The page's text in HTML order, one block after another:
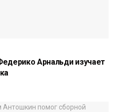
Арнальди изучает